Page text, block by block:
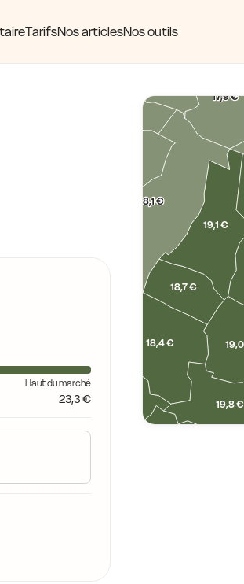
TarifsNos articlesNos outils
Haut du marché
23,3 €
17,9 €
18,4 €
18,7 €
19,1 €
19,8 €
18,1 €